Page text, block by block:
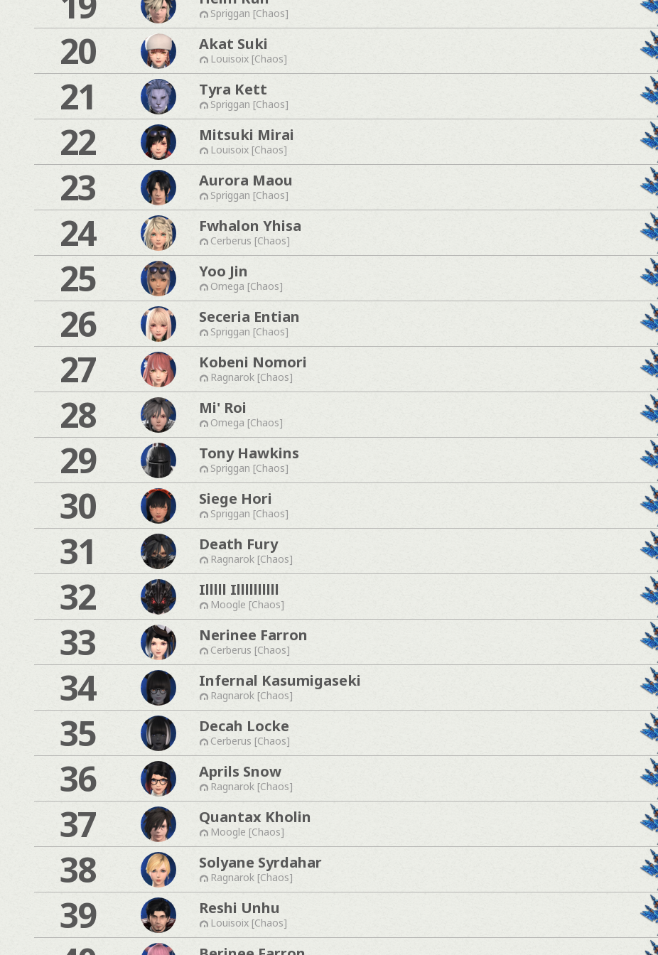
Spriggan [Chaos]
20 Akat Suki
Louisoix [Chaos]
21 Tyra Kett
Spriggan [Chaos]
22 Mitsuki Mirai
Louisoix [Chaos]
23 Aurora Maou
Spriggan [Chaos]
24 Fwhalon Yhisa
Cerberus [Chaos]
25 Yoo Jin
Omega [Chaos]
26 Seceria Entian
Spriggan [Chaos]
27 Kobeni Nomori
Ragnarok [Chaos]
28 Mi' Roi
Omega [Chaos]
29 Tony Hawkins
Spriggan [Chaos]
30 Siege Hori
Spriggan [Chaos]
31 Death Fury
Ragnarok [Chaos]
32 Illlll Illllllllll
Moogle [Chaos]
33 Nerinee Farron
Cerberus [Chaos]
34 Infernal Kasumigaseki
Ragnarok [Chaos]
35 Decah Locke
Cerberus [Chaos]
36 Aprils Snow
Ragnarok [Chaos]
37 Quantax Kholin
Moogle [Chaos]
38 Solyane Syrdahar
Ragnarok [Chaos]
39 Reshi Unhu
Louisoix [Chaos]